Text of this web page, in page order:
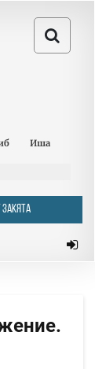
Иша
ЗАКЯТА